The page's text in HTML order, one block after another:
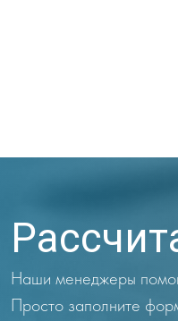
Наши менеджеры
Просто заполните